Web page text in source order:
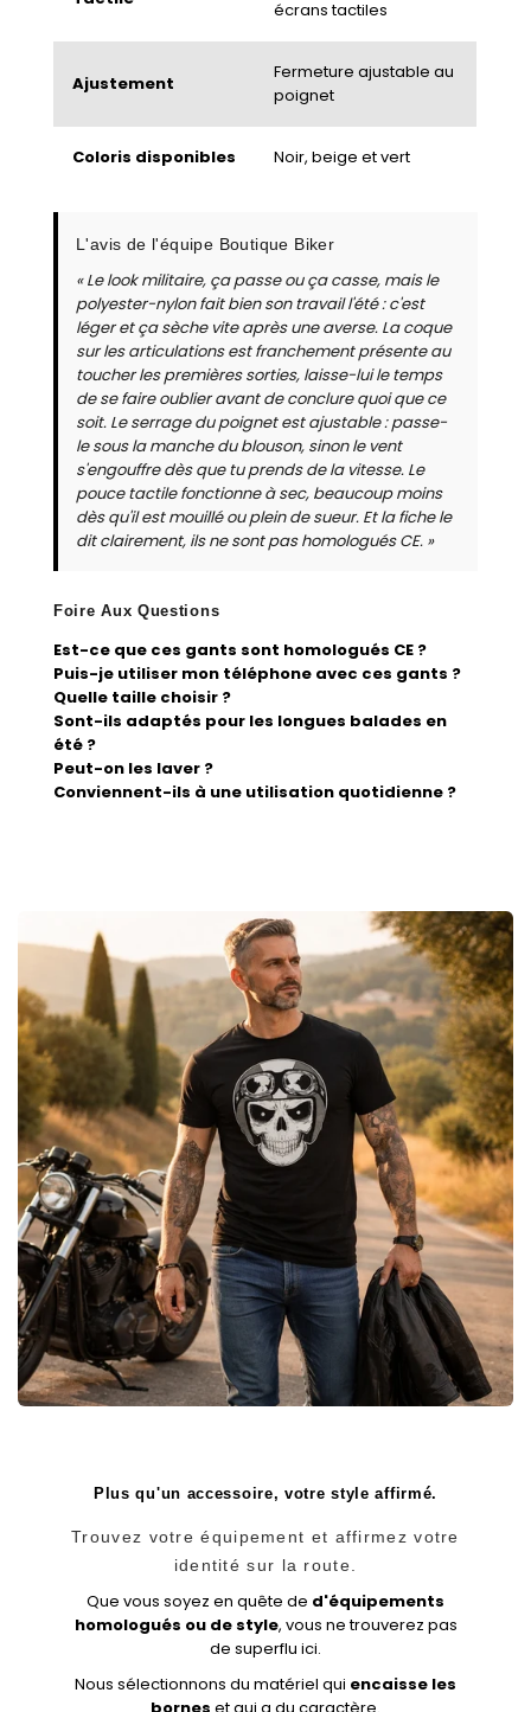
écrans tactiles
Ajustement
Fermeture ajustable au
poignet
Coloris disponibles Noir, beige et vert
L'avis de l'équipe Boutique Biker
« Le look militaire, ça passe ou ça casse, mais le
polyester-nylon fait bien son travail l'été : c'est
léger et ça sèche vite après une averse. La coque
sur les articulations est franchement présente au
toucher les premières sorties, laisse-lui le temps
de se faire oublier avant de conclure quoi que ce
soit. Le serrage du poignet est ajustable : passe-
le sous la manche du blouson, sinon le vent
s'engouffre dès que tu prends de la vitesse. Le
pouce tactile fonctionne à sec, beaucoup moins
dès qu'il est mouillé ou plein de sueur. Et la fiche le
dit clairement, ils ne sont pas homologués CE. »
Foire Aux Questions
Est-ce que ces gants sont homologués CE ?
Puis-je utiliser mon téléphone avec ces gants ?
Quelle taille choisir ?
Sont-ils adaptés pour les longues balades en
été ?
Peut-on les laver ?
Conviennent-ils à une utilisation quotidienne ?
Plus qu'un accessoire, votre style affirmé.
Trouvez votre équipement et affirmez votre
identité sur la route.
Que vous soyez en quête de d'équipements
homologués ou de style, vous ne trouverez pas
de superflu ici.
Nous sélectionnons du matériel qui encaisse les
bornes et qui a du caractère.